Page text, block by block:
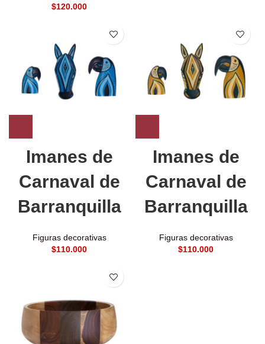
$
Imanes de
Carnaval de
Barranquilla
Figuras decorativas
$
Imanes de
Carnaval de
Barranquilla
Figuras decorativas
$